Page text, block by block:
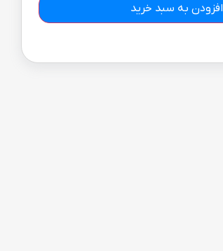
افزودن به سبد خرید